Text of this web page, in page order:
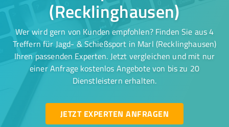
(Recklinghausen)
Wer wird gern von Kunden empfohlen? Finden Sie aus 4
Treffern für Jagd- & Schießsport in Marl (Recklinghausen)
Ihren passenden Experten. Jetzt vergleichen und mit nur
einer Anfrage kostenlos Angebote von bis zu 20
Dienstleistern erhalten.
JETZT EXPERTEN ANFRAGEN